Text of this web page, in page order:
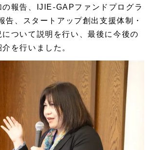
の報告、IJIE-GAPファンドプログラ
告、スタートアップ創出支援体制・
ついて説明を行い、最後に今後の
を行いました。